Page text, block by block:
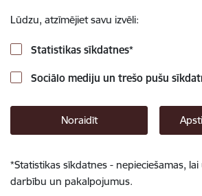
Lūdzu, atzīmējiet savu izvēli:
Statistikas sīkdatnes*
Sociālo mediju un trešo pušu
Noraidīt
*Statistikas sīkdatnes - nepieciešamas,
darbību un pakalpojumus.